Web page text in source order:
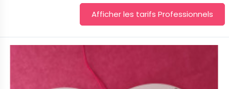
Afficher les tarifs Professionnels